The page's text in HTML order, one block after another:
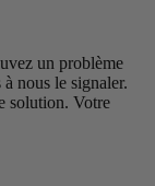
un problème
nous le signaler.
solution. Votre